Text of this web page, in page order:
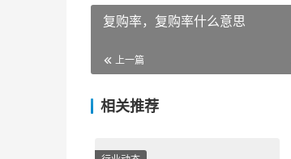
复购率，复购率什么意思
上一篇
相关推荐